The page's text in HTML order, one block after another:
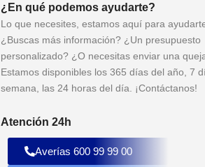
¿En qué podemos ayudarte?
Lo que necesites, estamos aquí para
¿Buscas más información? ¿Un presupuesto
personalizado? ¿O necesitas enviar una
Estamos disponibles los 365 días del año, 7
semana, las 24 horas del día. ¡Contáctanos!
Atención 24h
Averías 600 99 99 00